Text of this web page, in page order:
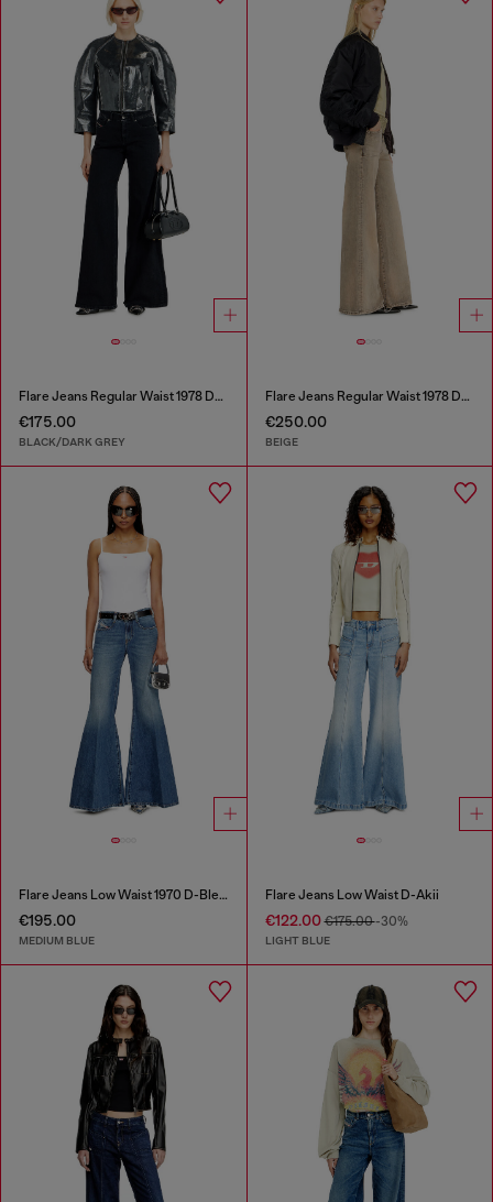
Flare Jeans Regular Waist 1978 D-Akemi
€175.00
BLACK/DARK GREY
Flare Jeans Regular Waist 1978 D-Akemi
€250.00
BEIGE
Flare Jeans Low Waist 1970 D-Bleess
€195.00
MEDIUM BLUE
Flare Jeans Low Waist D-Akii
€122.00€175.00-30%
LIGHT BLUE